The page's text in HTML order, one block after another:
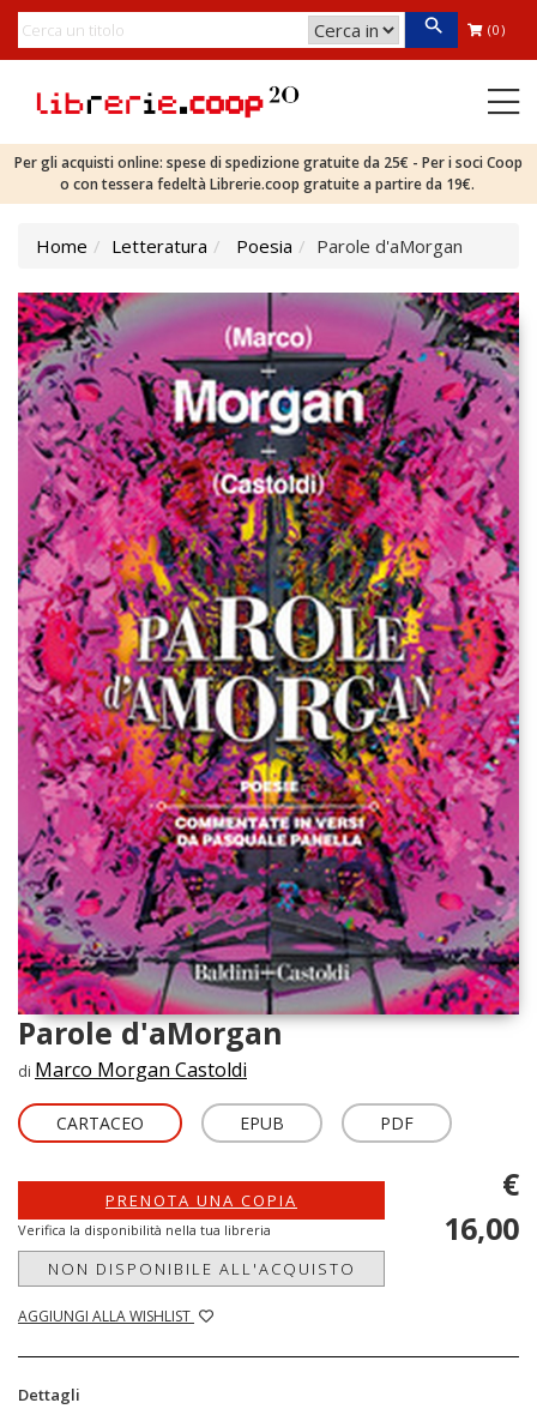
(0)
Per gli acquisti online: spese di spedizione gratuite da 25€ - Per i soci Coop
o con tessera fedeltà Librerie.coop gratuite a partire da 19€.
Home Letteratura Poesia Parole d'aMorgan
Parole d'aMorgan
di Marco Morgan Castoldi
CARTACEO EPUB PDF
PRENOTA UNA COPIA
Verifica la disponibilità nella tua libreria
NON DISPONIBILE ALL'ACQUISTO
AGGIUNGI ALLA WISHLIST
€
16,00
Dettagli